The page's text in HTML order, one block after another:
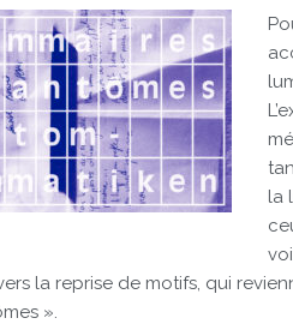
la
la reprise de motifs, qui
».